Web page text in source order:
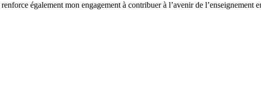
également mon engagement à contribuer à l’avenir de l’enseignement